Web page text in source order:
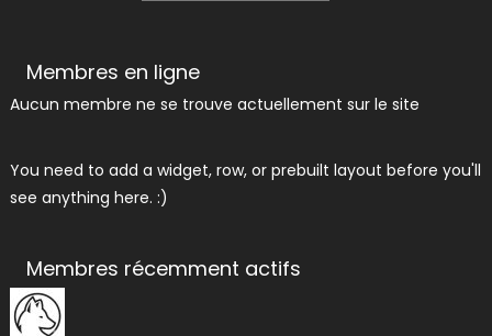
Membres en ligne
Aucun membre ne se trouve actuellement sur le site
You need to add a widget, row, or prebuilt layout before you'll
see anything here. :)
Membres récemment actifs